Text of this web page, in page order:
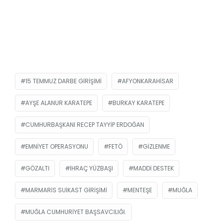
15 TEMMUZ DARBE GIRIŞIMI AFYONKARAHISAR
AYŞE ALANUR KARATEPE BURKAY KARATEPE
CUMHURBAŞKANI RECEP TAYYIP ERDOĞAN
EMNIYET OPERASYONU FETÖ GIZLENME
GÖZALTI IHRAÇ YÜZBAŞI MADDI DESTEK
MARMARIS SUIKAST GIRIŞIMI MENTEŞE MUĞLA
MUĞLA CUMHURIYET BAŞSAVCILIĞI.